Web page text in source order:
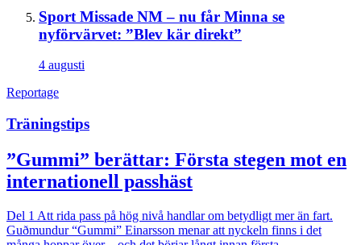
Sport Missade NM – nu får Minna se
nyförvärvet: ”Blev kär direkt”
4 augusti
Reportage
Träningstips
”Gummi” berättar: Första stegen mot en
internationell passhäst
Del 1 Att rida pass på hög nivå handlar om betydligt mer än fart.
Guðmundur “Gummi” Einarsson menar att nyckeln finns i det